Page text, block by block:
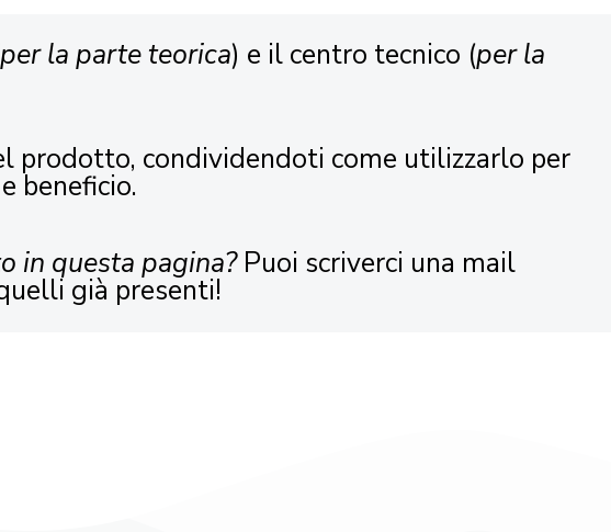
per la parte teorica) e il centro tecnico (per la
prodotto, condividendoti come utilizzarlo per
beneficio.
in questa pagina?Puoi scriverci una mail
già presenti!